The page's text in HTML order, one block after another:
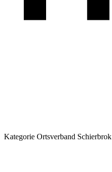
Kategorie Ortsverband Schierbrok